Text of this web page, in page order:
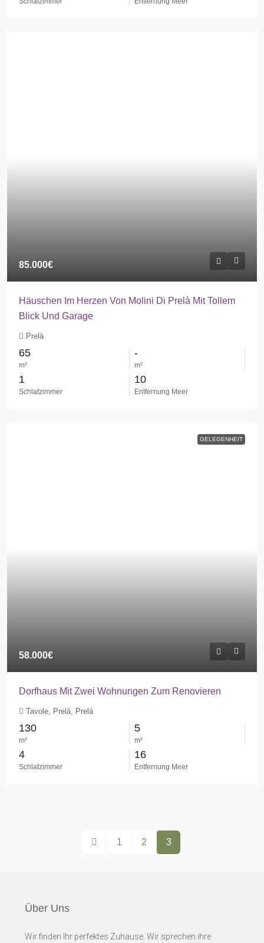
85.000€
Häuschen Im Herzen Von Molini Di Prelà Mit Tollem
Blick Und Garage
Prelà
65
m²
-
m²
1
Schlafzimmer
10
Entfernung Meer
GELEGENHEIT
58.000€
Dorfhaus Mit Zwei Wohnungen Zum Renovieren
Tavole, Prelà, Prelà
130
m²
5
m²
4
Schlafzimmer
16
Entfernung Meer
1 2 3
Über Uns
Wir finden Ihr perfektes Zuhause. Wir sprechen ihre